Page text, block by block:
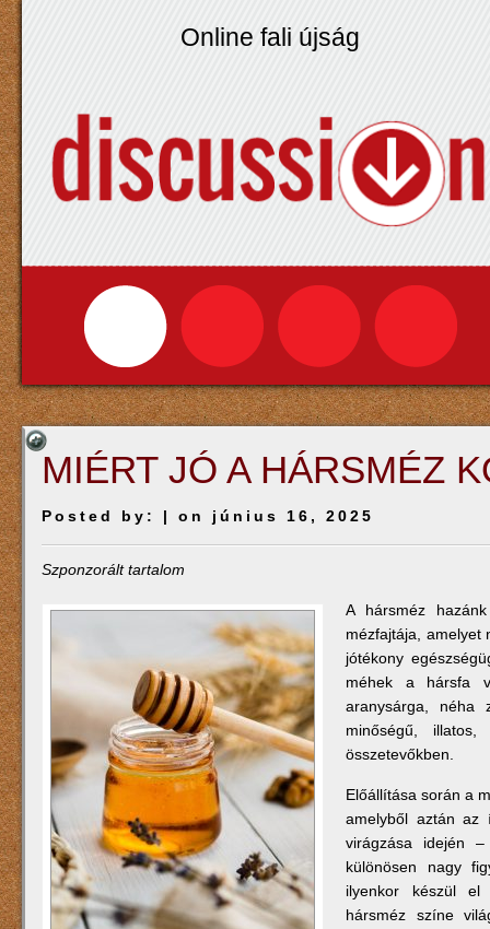
Online fali újság
MIÉRT JÓ A HÁRSMÉZ
Posted by: | on június 16, 2025
Szponzorált tartalom
A hársméz
mézfajtája, amelyet
jótékony
méhek a hársfa
aranysárga, néha
minőségű,
összetevőkben.
Előállítása során a
amelyből aztán az
virágzása idején
különösen nagy
ilyenkor készül el
hársméz színe